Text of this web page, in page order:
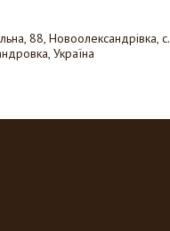
88, Новоолександрівка, с.
Україна